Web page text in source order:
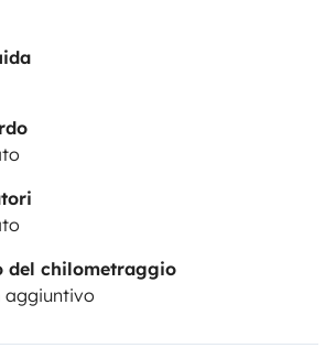
del chilometraggio
aggiuntivo